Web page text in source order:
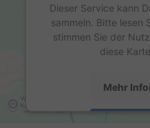
Dieser Service kann
sammeln. Bitte lesen
stimmen Sie der
diese
Mehr